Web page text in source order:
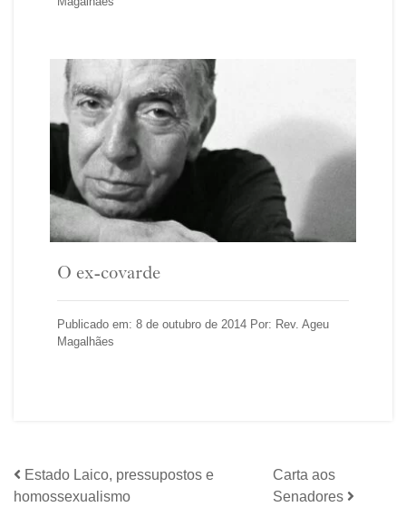
O ex-covarde
Publicado em: 8 de outubro de 2014 Por: Rev. Ageu
Magalhães
Estado Laico, pressupostos e
homossexualismo
Carta aos
Senadores